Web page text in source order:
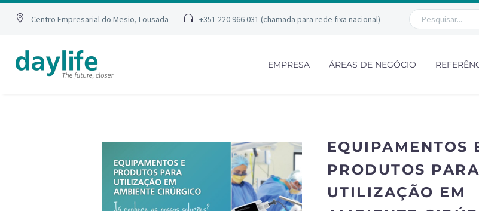
Centro Empresarial do Mesio, Lousada +351 220 966 031 (chamada para rede fixa nacional)
EMPRESA ÁREAS DE NEGÓCIO
EQUIPAMENTOS
PRODUTOS PARA
UTILIZAÇÃO EM